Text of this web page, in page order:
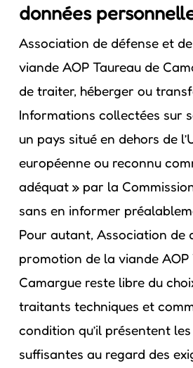
données
Association de défense et
viande AOP Taureau de
de traiter, héberger ou
Informations collectées sur
un pays situé en dehors de
européenne ou reconnu
adéquat » par la
sans en informer
Pour autant, Association de
promotion de la viande AOP
Camargue reste libre du
traitants techniques et
condition qu’il présentent
suffisantes au regard des